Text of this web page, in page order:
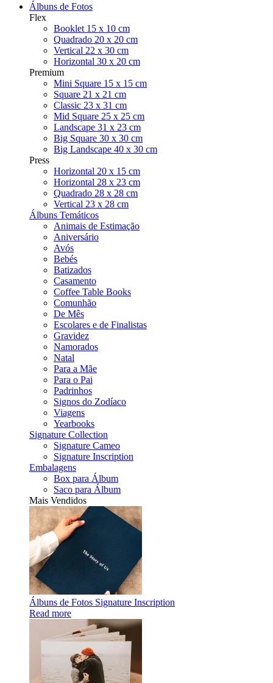
Álbuns de Fotos
Flex
Booklet 15 x 10 cm
Quadrado 20 x 20 cm
Vertical 22 x 30 cm
Horizontal 30 x 20 cm
Premium
Mini Square 15 x 15 cm
Square 21 x 21 cm
Classic 23 x 31 cm
Mid Square 25 x 25 cm
Landscape 31 x 23 cm
Big Square 30 x 30 cm
Big Landscape 40 x 30 cm
Press
Horizontal 20 x 15 cm
Horizontal 28 x 23 cm
Quadrado 28 x 28 cm
Vertical 23 x 28 cm
Álbuns Temáticos
Animais de Estimação
Aniversário
Avós
Bebés
Batizados
Casamento
Coffee Table Books
Comunhão
De Mês
Escolares e de Finalistas
Gravidez
Namorados
Natal
Para a Mãe
Para o Pai
Padrinhos
Signos do Zodíaco
Viagens
Yearbooks
Signature Collection
Signature Cameo
Signature Inscription
Embalagens
Box para Álbum
Saco para Álbum
Mais Vendidos
Álbuns de Fotos Signature Inscription
Read more